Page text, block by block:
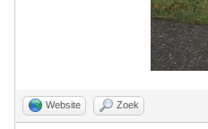
Website Zoek